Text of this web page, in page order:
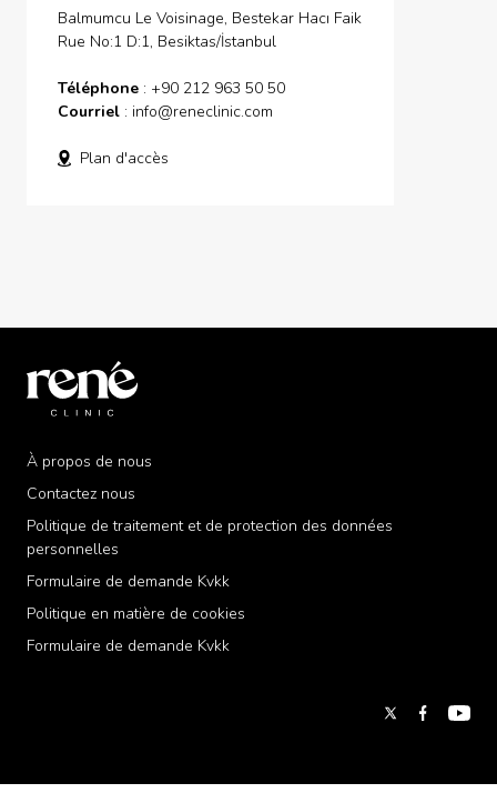
offrir un meilleur service. Vous pouvez accéder à des
Balmumcu Le Voisinage, Bestekar Hacı Faik
Rue No:1 D:1, Besiktas/İstanbul
Téléphone : +90 212 963 50 50
Courriel : info@reneclinic.com
Plan d'accès
À propos de nous
Contactez nous
Politique de traitement et de protection des données
personnelles
Formulaire de demande Kvkk
Politique en matière de cookies
Formulaire de demande Kvkk